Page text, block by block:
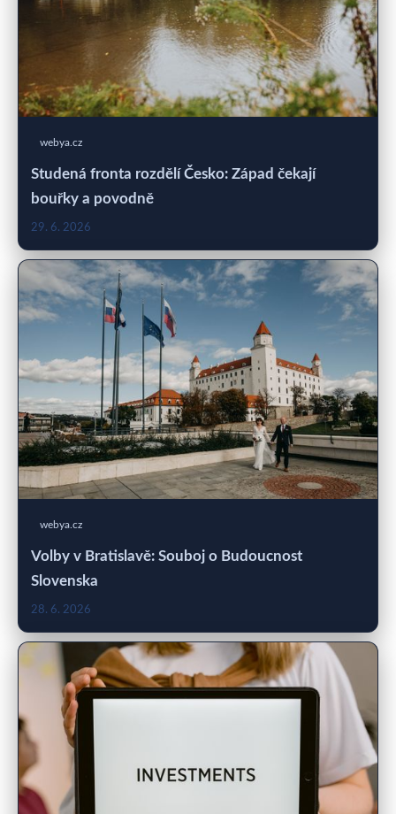
webya.cz
Studená fronta rozdělí Česko: Západ čekají
bouřky a povodně
29. 6. 2026
webya.cz
Volby v Bratislavě: Souboj o Budoucnost
Slovenska
28. 6. 2026